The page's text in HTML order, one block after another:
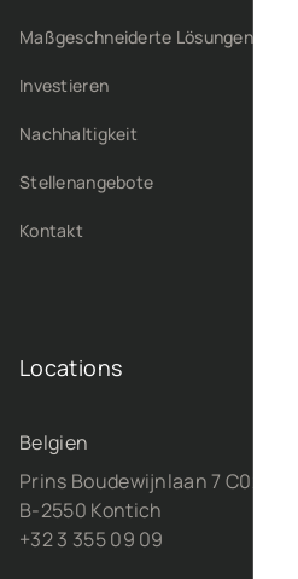
Maßgeschneiderte Lösungen
Investieren
Nachhaltigkeit
Stellenangebote
Kontakt
Locations
Belgien
Prins Boudewijnlaan 7 C0201
B-2550 Kontich
+32 3 355 09 09